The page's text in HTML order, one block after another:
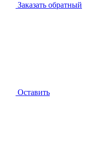
Заказать обратный
Оставить